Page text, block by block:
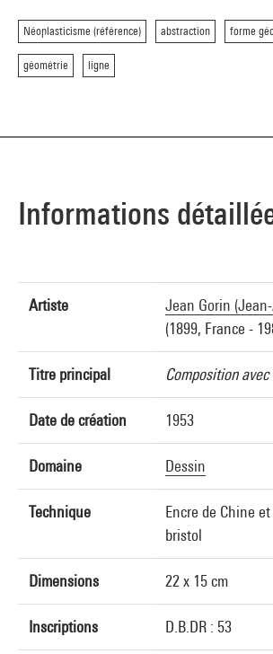
Néoplasticisme (référence) abstraction forme
géométrie ligne
Informations
Artiste
Jean Gorin
(1899, France -
Titre principal Composition
Date de création 1953
Domaine Dessin
Technique
Encre de Chine
bristol
Dimensions 22 x 15 cm
Inscriptions D.B.DR : 53